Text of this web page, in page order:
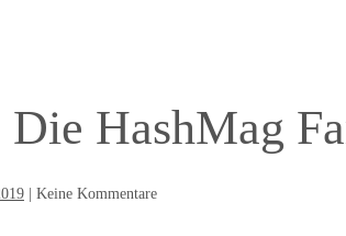
Die HashMag
Keine Kommentare